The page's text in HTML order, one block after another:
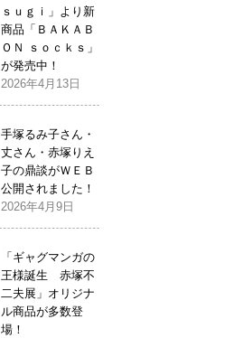
ｓｕｇｉ」より新
商品「ＢＡＫＡＢ
ＯＮ ｓｏｃｋｓ」
が発売中！
2026年4月13日
手塚るみ子さん・
丈さん・赤塚りえ
子の鼎談がＷＥＢ
公開されました！
2026年4月9日
「ギャグマンガの
王様誕生 赤塚不
二夫展」オリジナ
ル商品が多数登
場！